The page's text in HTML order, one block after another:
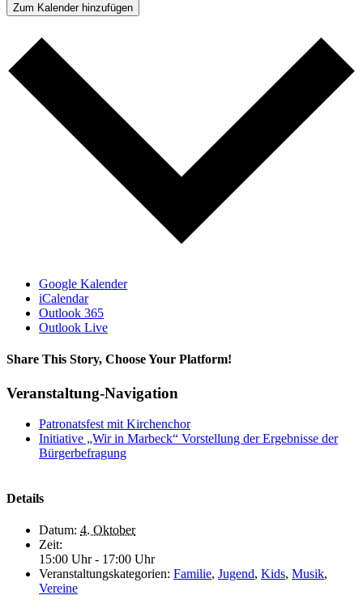
Zum Kalender hinzufügen
Google Kalender
iCalendar
Outlook 365
Outlook Live
Share This Story, Choose Your Platform!
Facebook
X
Bluesky
Reddit
LinkedIn
WhatsApp
Telegram
Tumblr
Xing
Email
Copy
Veranstaltung-Navigation
Patronatsfest mit Kirchenchor
Initiative „Wir in Marbeck“ Vorstellung der Ergebnisse der
Bürgerbefragung
Details
Datum: 4. Oktober
Zeit:
15:00 Uhr - 17:00 Uhr
Veranstaltungskategorien: Familie, Jugend, Kids, Musik,
Vereine